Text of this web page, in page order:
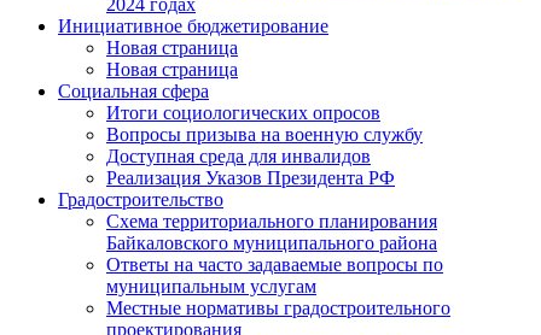
2024 годах
Инициативное бюджетирование
Новая страница
Новая страница
Социальная сфера
Итоги социологических опросов
Вопросы призыва на военную службу
Доступная среда для инвалидов
Реализация Указов Президента РФ
Градостроительство
Схема территориального планирования
Байкаловского муниципального района
Ответы на часто задаваемые вопросы по
муниципальным услугам
Местные нормативы градостроительного
проектирования